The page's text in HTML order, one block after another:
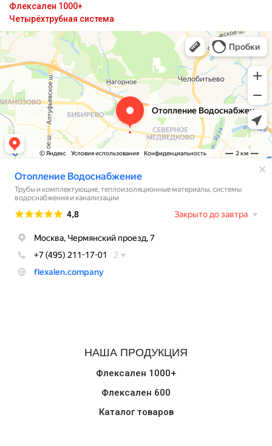
Флексален 1000+
Четырёхтрубная система
НАША ПРОДУКЦИЯ
Флексален 1000+
Флексален 600
Каталог товаров